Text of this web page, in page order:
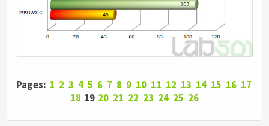
Pages: 1 2 3 4 5 6 7 8 9 10 11 12 13 14 15 16 17
18 19 20 21 22 23 24 25 26